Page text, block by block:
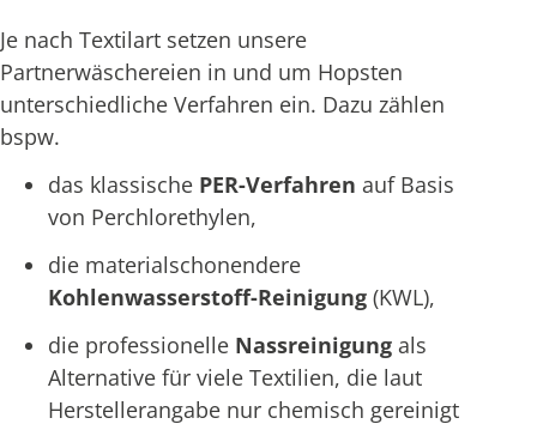
Je nach Textilart setzen unsere
Partnerwäschereien in und um Hopsten
unterschiedliche Verfahren ein. Dazu zählen
bspw.
das klassische PER-Verfahren auf Basis
von Perchlorethylen,
die materialschonendere
Kohlenwasserstoff-Reinigung (KWL),
die professionelle Nassreinigung als
Alternative für viele Textilien, die laut
Herstellerangabe nur chemisch gereinigt